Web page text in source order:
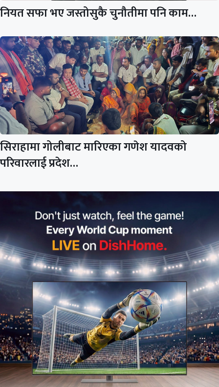
नियत सफा भए जस्तोसुकै चुनौतीमा पनि काम…
सिराहामा गोलीबाट मारिएका गणेश यादवको
परिवारलाई प्रदेश…